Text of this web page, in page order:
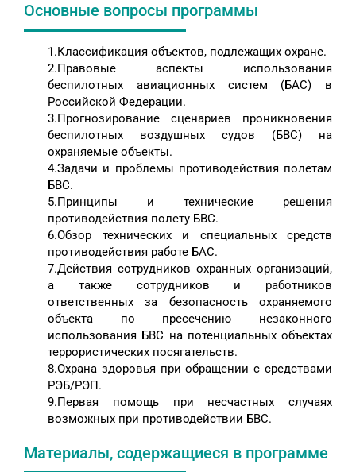
Основные вопросы программы
1.Классификация объектов, подлежащих охране.
2.Правовые аспекты использования
беспилотных авиационных систем (БАС) в
Российской Федерации.
3.Прогнозирование сценариев проникновения
беспилотных воздушных судов (БВС) на
охраняемые объекты.
4.Задачи и проблемы противодействия полетам
БВС.
5.Принципы и технические решения
противодействия полету БВС.
6.Обзор технических и специальных средств
противодействия работе БАС.
7.Действия сотрудников охранных организаций,
а также сотрудников и работников
ответственных за безопасность охраняемого
объекта по пресечению незаконного
использования БВС на потенциальных объектах
террористических посягательств.
8.Охрана здоровья при обращении с средствами
РЭБ/РЭП.
9.Первая помощь при несчастных случаях
возможных при противодействии БВС.
Материалы, содержащиеся в программе